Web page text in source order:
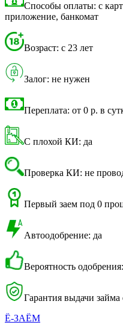
Способы оплаты: с
приложение, банкомат
Возраст: с 23 лет
Залог: не нужен
Переплата: от 0 р. в
С плохой КИ: да
Проверка КИ: не
Первый заем под 0
Автоодобрение: да
Вероятность
Гарантия выдачи займа
Ё-ЗАЁМ